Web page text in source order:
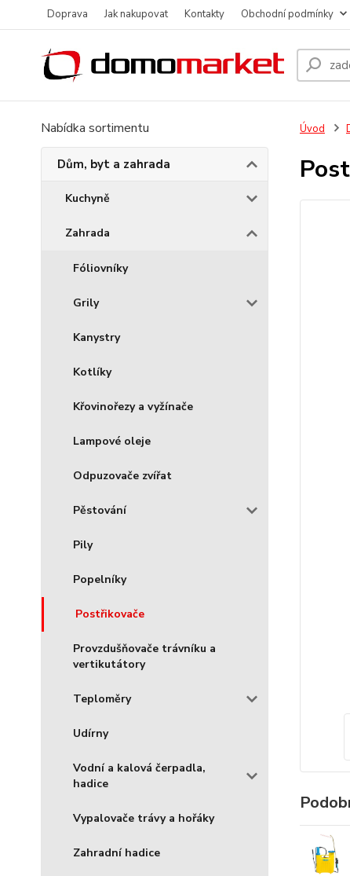
Doprava Jak nakupovat Kontakty Obchodní podmínky
Nabídka sortimentu
Dům, byt a zahrada
Kuchyně
Zahrada
Fóliovníky
Grily
Kanystry
Kotlíky
Křovinořezy a vyžínače
Lampové oleje
Odpuzovače zvířat
Pěstování
Pily
Popelníky
Postřikovače
Provzdušňovače trávníku a
vertikutátory
Teploměry
Udírny
Vodní a kalová čerpadla,
hadice
Vypalovače trávy a hořáky
Zahradní hadice
Úvod